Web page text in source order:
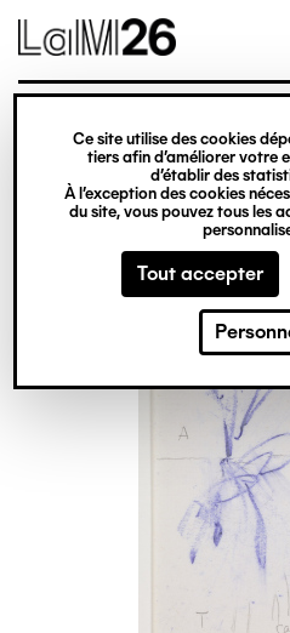
Gestion des cookies
Ce site utilise des cookies
tiers afin d’améliorer votre
d’établir des
À l’exception des cookies
du site, vous pouvez tous les
Tout accepter
contenu